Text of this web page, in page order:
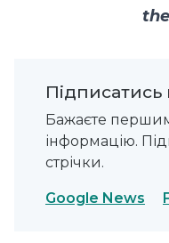
Бажаєте
інформацію.
стрічки.
Google News